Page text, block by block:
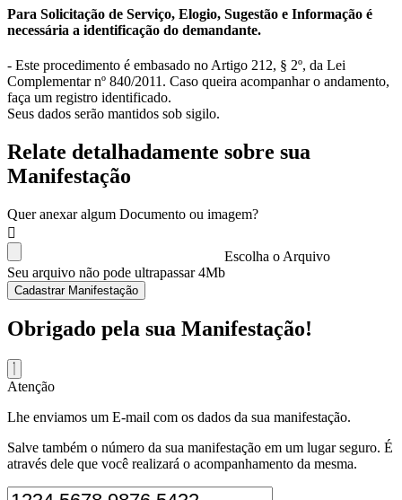
Para Solicitação de Serviço, Elogio, Sugestão e Informação é
necessária a identificação do demandante.
- Este procedimento é embasado no Artigo 212, § 2º, da Lei
Complementar nº 840/2011. Caso queira acompanhar o andamento,
faça um registro identificado.
Seus dados serão mantidos sob sigilo.
Relate detalhadamente sobre sua
Manifestação
Quer anexar algum Documento ou imagem?
Escolha o Arquivo
Seu arquivo não pode ultrapassar 4Mb
Cadastrar Manifestação
Obrigado pela sua Manifestação!
Atenção
Lhe enviamos um E-mail com os dados da sua manifestação.
Salve também o número da sua manifestação em um lugar seguro. É
através dele que você realizará o acompanhamento da mesma.